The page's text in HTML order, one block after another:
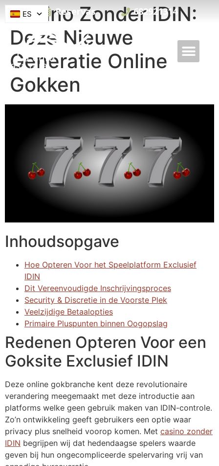
Reservas 682921314
Casino Zonder IDIN:
Deze Nieuwe
Generatie Online
Gokken
Inhoudsopgave
Hoe Opteren Voor het Speelplatform Exclusief
IDIN
Dit Vereenvoudigde Inschrijvingsproces
Security & Discretie in de Voorste Plek
Veelzijdige Betaalopties
Primaire Pluspunten binnen Oogopslag
Redenen Opteren Voor een
Goksite Exclusief IDIN
Deze online gokbranche kent deze revolutionaire
verandering meegemaakt met deze introductie aan
platforms welke geen gebruik maken van IDIN-controle.
Zo’n ontwikkeling geeft gebruikers een optie waar
privacy plus snelheid voorop komen. Met casino zonder
IDIN begrijpen wij dat hedendaagse spelers waarde
geven bij hun ongecompliceerde spelervaring vrij van
ES